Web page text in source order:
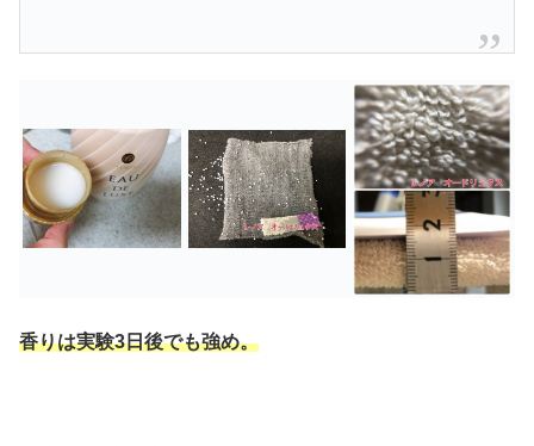
香りは実験3日後でも強め。